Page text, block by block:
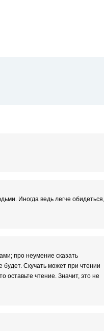
Иногда ведь легче обидеться,
про неумение сказать
будет. Скучать может при чтении
оставьте чтение. Значит, это не